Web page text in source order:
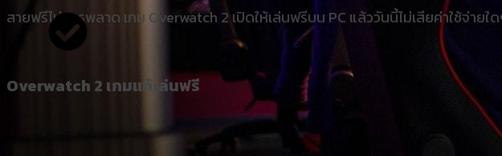
สายฟรีไม่ควรพลาด เกม Overwatch 2 เปิดให้เล่นฟรีบน PC แล้ววันนี้ไม่เสียค่าใช้จ่า
Overwatch 2 เกมแท้เล่นฟรี